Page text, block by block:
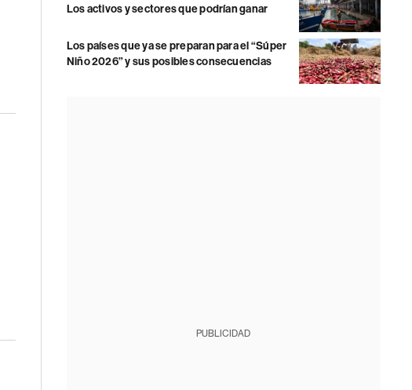
Los activos y sectores que podrían ganar
Los países que ya se preparan para el “Súper
Niño 2026” y sus posibles consecuencias
PUBLICIDAD